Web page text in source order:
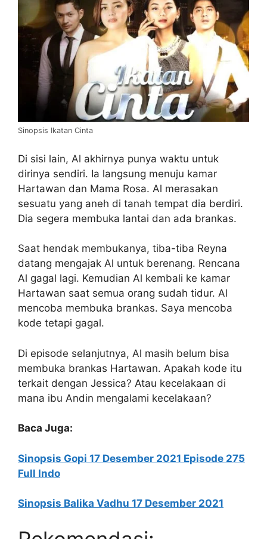
Sinopsis Ikatan Cinta
Di sisi lain, Al akhirnya punya waktu untuk
dirinya sendiri. Ia langsung menuju kamar
Hartawan dan Mama Rosa. Al merasakan
sesuatu yang aneh di tanah tempat dia berdiri.
Dia segera membuka lantai dan ada brankas.
Saat hendak membukanya, tiba-tiba Reyna
datang mengajak Al untuk berenang. Rencana
Al gagal lagi. Kemudian Al kembali ke kamar
Hartawan saat semua orang sudah tidur. Al
mencoba membuka brankas. Saya mencoba
kode tetapi gagal.
Di episode selanjutnya, Al masih belum bisa
membuka brankas Hartawan. Apakah kode itu
terkait dengan Jessica? Atau kecelakaan di
mana ibu Andin mengalami kecelakaan?
Baca Juga:
Sinopsis Gopi 17 Desember 2021 Episode 275
Full Indo
Sinopsis Balika Vadhu 17 Desember 2021